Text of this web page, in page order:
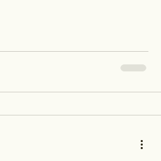
対策コース）の予約方法
：自由研究・レポート作
カは上記のリンクからア
んので、ご注意くださ
おける「為政者の交代にあ